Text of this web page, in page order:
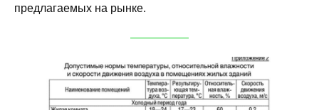
предлагаемых на рынке.